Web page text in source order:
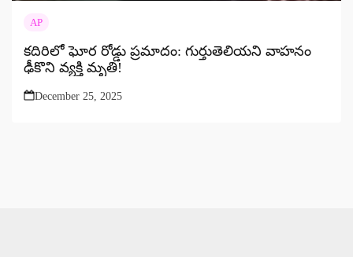
AP
కదిరిలో ఘోర రోడ్డు ప్రమాదం: గుర్తుతెలియని వాహనం
ఢీకొని వ్యక్తి మృతి!
December 25, 2025